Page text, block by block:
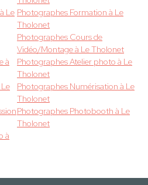
Le Photographes Formation à Le
Tholonet
Photographes Cours de
Vidéo/Montage à Le Tholonet
à
Photographes Atelier photo à Le
Tholonet
Photographes Numérisation à Le
Tholonet
Photographes Photobooth à Le
Tholonet
à